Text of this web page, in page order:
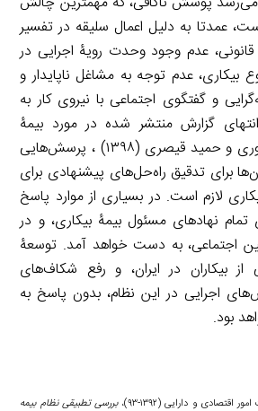
عمدتا به دلیل اعمال سلیقه در تفسیر
قانونی، عدم وجود وحدت رویۀ اجرایی در
عدم توجه به مشاغل ناپایدار و
و گفتگوی اجتماعی با نیروی کار به
گزارش منتشر شده در مورد بیمۀ
بیکاری، توسط نوح منوری و حمید قیصری (۱۳۹۸) ، پرسش‌هایی
برای تدقیق راه‌حل‌های پیشنهادی برای
لازم است. در بسیاری از موارد پاسخ
تمام نهادهای مسئول بیمۀ‌ بیکاری، و در
اجتماعی، به دست خواهد آمد. توسعۀ
بیکاران در ایران، و رفع شکاف‌های
اجرایی در این نظام، بدون پاسخ به
بود.
اقتصادی و دارایی (۱۳۹۲-۹۳)،
بررسی تطبیقی نظام بیمه